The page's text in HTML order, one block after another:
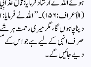
ہوئے اللہ نے ارشاد فرمایا:قَالَ
(الأعراف:
دینا چاہوں گا، مگر میری رحمت ہر
صرف انہی کے لیے ہے جو اس کے
دیے جائیں گے۔